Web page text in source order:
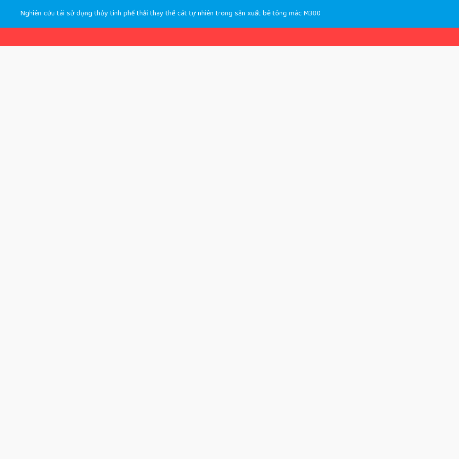
Nghiên cứu tái sử dụng thủy tinh phế thải thay thế cát tự nhiên trong sản xuất bê tông mác M300